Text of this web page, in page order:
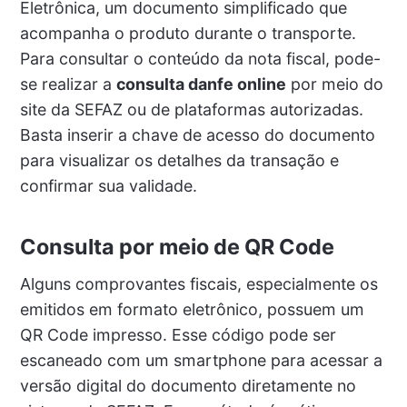
Eletrônica, um documento simplificado que
acompanha o produto durante o transporte.
Para consultar o conteúdo da nota fiscal, pode-
se realizar a consulta danfe online por meio do
site da SEFAZ ou de plataformas autorizadas.
Basta inserir a chave de acesso do documento
para visualizar os detalhes da transação e
confirmar sua validade.
Consulta por meio de QR Code
Alguns comprovantes fiscais, especialmente os
emitidos em formato eletrônico, possuem um
QR Code impresso. Esse código pode ser
escaneado com um smartphone para acessar a
versão digital do documento diretamente no